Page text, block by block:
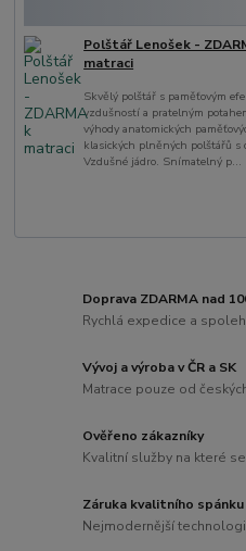
Polštář Lenošek -
matraci
Skvělý polštář s paměťovým
vzdušností a pratelným
výhody anatomických
klasických plněných polštářů s
Vzdušné jádro. Snímatelný p...
Doprava ZDARMA nad
Rychlá expedice a
Vývoj a výroba v ČR a SK
Matrace pouze od
Ověřeno zákazníky
Kvalitní služby na které
Záruka kvalitního spánku
Nejmodernější